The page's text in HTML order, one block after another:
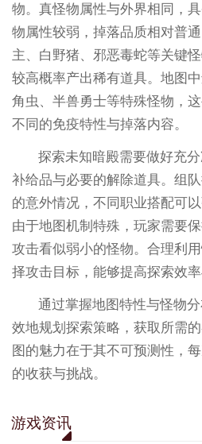
物。真怪物属性与外界相同，
物属性较弱，掉落品质相对普
主、白野猪、邪恶毒蛇等关键
较高概率产出稀有道具。地图
角虫、半兽勇士等特殊怪物，
不同的免疫特性与掉落内容。
探索未知暗殿需要做好充
补给品与必要的解除道具。组
的意外情况，不同职业搭配可
由于地图机制特殊，玩家需要
攻击看似弱小的怪物。合理利
择攻击目标，能够提高探索效率
通过掌握地图特性与怪物
效地规划探索策略，获取所需
图的魅力在于其不可预测性，
的收获与挑战。
游戏资讯